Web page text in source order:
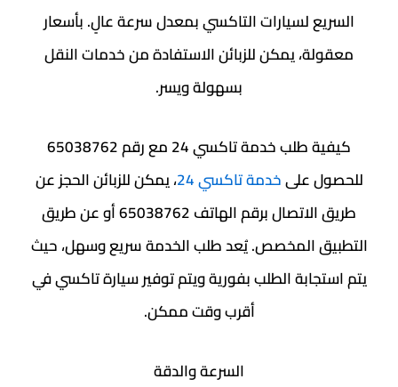
السريع لسيارات التاكسي بمعدل سرعة عالٍ. بأسعار
معقولة، يمكن للزبائن الاستفادة من خدمات النقل
بسهولة ويسر.
كيفية طلب خدمة تاكسي 24 مع رقم 65038762
للحصول علىخدمة تاكسي 24
، يمكن للزبائن الحجز عن
طريق الاتصال برقم الهاتف 65038762 أو عن طريق
التطبيق المخصص. يُعد طلب الخدمة سريع وسهل، حيث
يتم استجابة الطلب بفورية ويتم توفير سيارة تاكسي في
أقرب وقت ممكن.
السرعة والدقة